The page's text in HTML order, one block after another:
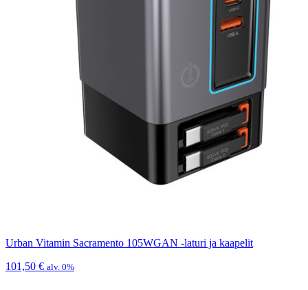
Urban Vitamin Sacramento 105WGAN -laturi ja kaapelit
101,50 € alv. 0%